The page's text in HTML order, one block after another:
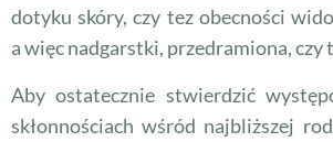
dotyku skóry, czy tez obecności
a więc nadgarstki, przedramiona,
Aby ostatecznie stwierdzić
skłonnościach wśród najbliższej